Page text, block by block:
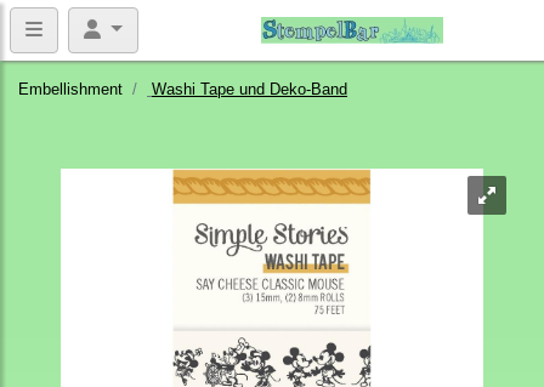
Embellishment Washi Tape und Deko-Band